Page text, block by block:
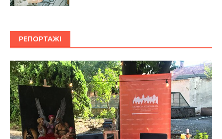
РЕПОРТАЖІ